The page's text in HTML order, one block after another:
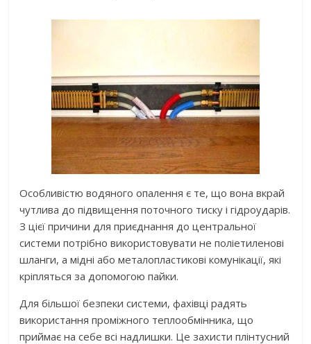
Особливістю водяного опалення є те, що вона вкрай
чутлива до підвищення поточного тиску і гідроударів.
З цієї причини для приєднання до центральної
системи потрібно використовувати не поліетиленові
шланги, а мідні або металопластикові комунікації, які
кріпляться за допомогою пайки.
Для більшої безпеки системи, фахівці радять
використання проміжного теплообмінника, що
приймає на себе всі надлишки. Це захисти плінтусний